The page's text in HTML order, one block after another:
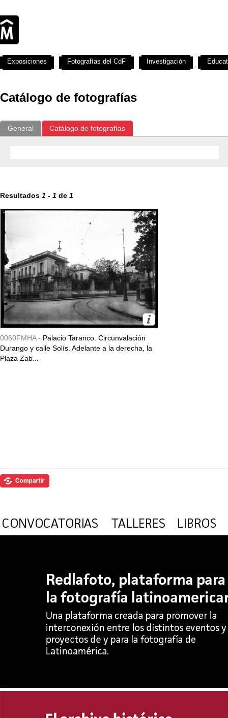
Catálogo de fotografías
General Catálogo de fotografías
Resultados 1 - 1 de 1
0060FMHA - Palacio Taranco. Circunvalación
Durango y calle Solís. Adelante a la derecha, la
Plaza Zab...
Exposiciones Fotografías del CdF Investigación